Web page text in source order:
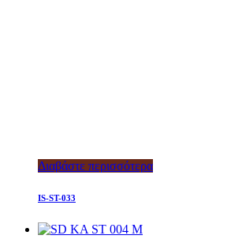
Διαβάστε περισσότερα
IS-ST-033